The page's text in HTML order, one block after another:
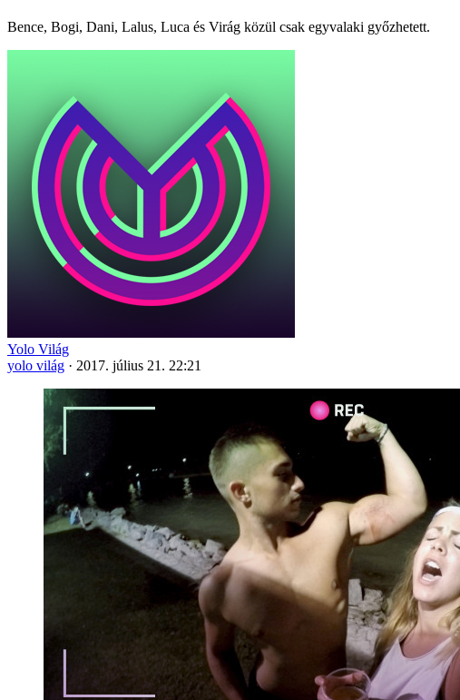
Bence, Bogi, Dani, Lalus, Luca és Virág közül csak egyvalaki győzhetett.
Yolo Világ
yolo világ · 2017. július 21. 22:21